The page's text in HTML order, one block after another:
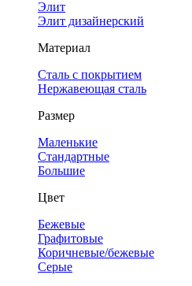
Элит
Элит дизайнерский
Материал
Сталь с покрытием
Нержавеющая сталь
Размер
Маленькие
Стандартные
Большие
Цвет
Бежевые
Графитовые
Коричневые/бежевые
Серые